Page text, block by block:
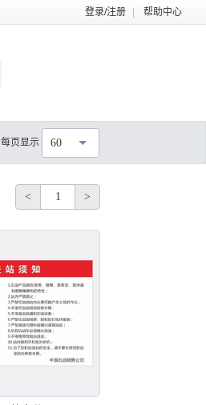
登录/注册 帮助中心
60
每页显示
JPG C4D
不限
< 1 >